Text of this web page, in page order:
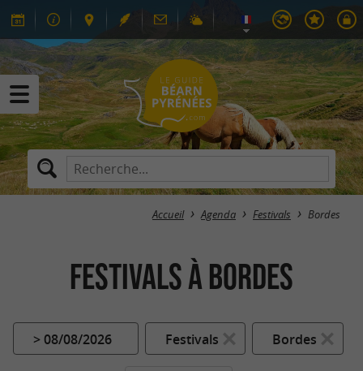
Accueil Agenda Festivals Bordes
Festivals à Bordes
> 08/08/2026 Festivals Bordes